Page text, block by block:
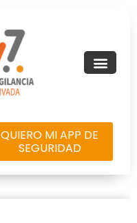
QUIERO MI APP DE
SEGURIDAD